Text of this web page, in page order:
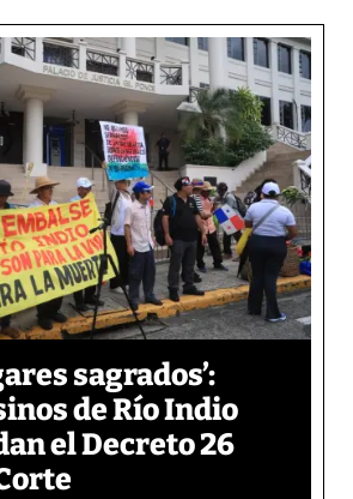
sagrados’:
de Río Indio
el Decreto 26